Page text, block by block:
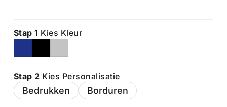
Stap 1 Kies Kleur
Stap 2 Kies Personalisatie
Bedrukken Borduren